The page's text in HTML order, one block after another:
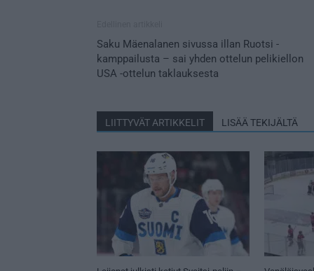
Saku Mäenalanen sivussa illan Ruotsi -
kamppailusta – sai yhden ottelun pelikiellon
USA -ottelun taklauksesta
LIITTYVÄT ARTIKKELIT LISÄÄ TEKIJÄLTÄ